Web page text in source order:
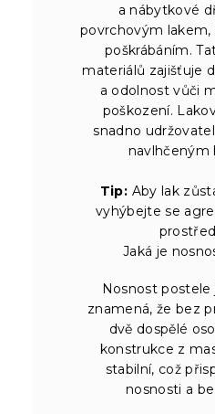
a nábytkové
povrchovým
poškrábáním.
materiálů zajišťuje
a odolnost vůči
poškození.
snadno
navlhčeným
Tip: Aby lak
vyhýbejte se
Jaká je
Nosnost postele
znamená, že bez
dvě dospělé
konstrukce z
stabilní, což
nosnosti a